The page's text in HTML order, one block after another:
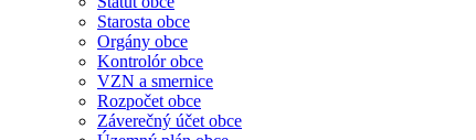
Starosta obce
Orgány obce
Kontrolór obce
VZN a smernice
Rozpočet obce
Záverečný účet obce